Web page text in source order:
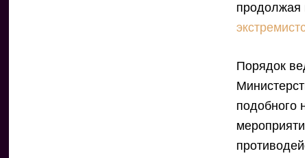
продолжая
Порядок
подобного